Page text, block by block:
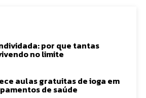
por que tantas
no limite
aulas gratuitas de ioga em
de saúde